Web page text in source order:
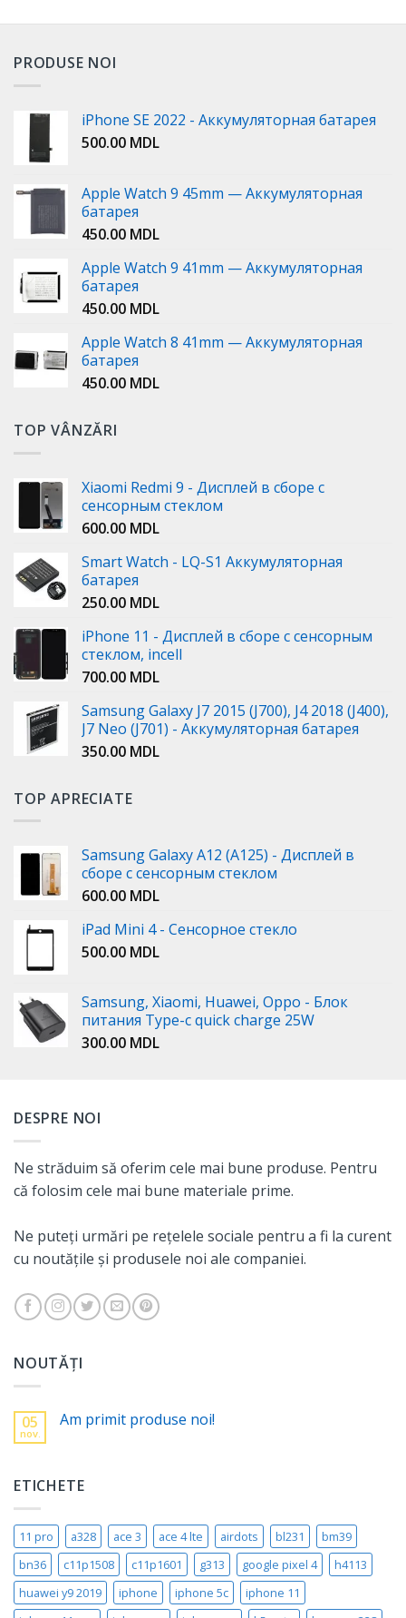
PRODUSE NOI
iPhone SE 2022 - Аккумуляторная батарея
500.00 MDL
Apple Watch 9 45mm — Аккумуляторная
батарея
450.00 MDL
Apple Watch 9 41mm — Аккумуляторная
батарея
450.00 MDL
Apple Watch 8 41mm — Аккумуляторная
батарея
450.00 MDL
TOP VÂNZĂRI
Xiaomi Redmi 9 - Дисплей в сборе с
сенсорным стеклом
600.00 MDL
Smart Watch - LQ-S1 Аккумуляторная
батарея
250.00 MDL
iPhone 11 - Дисплей в сборе с сенсорным
стеклом, incell
700.00 MDL
Samsung Galaxy J7 2015 (J700), J4 2018 (J400),
J7 Neo (J701) - Аккумуляторная батарея
350.00 MDL
TOP APRECIATE
Samsung Galaxy A12 (A125) - Дисплей в
сборе с сенсорным стеклом
600.00 MDL
iPad Mini 4 - Сенсорное стекло
500.00 MDL
Samsung, Xiaomi, Huawei, Oppo - Блок
питания Type-c quick charge 25W
300.00 MDL
DESPRE NOI
Ne străduim să oferim cele mai bune produse. Pentru
că folosim cele mai bune materiale prime.
Ne puteți urmări pe rețelele sociale pentru a fi la curent
cu noutățile și produsele noi ale companiei.
NOUTĂȚI
05
nov.
Am primit produse noi!
ETICHETE
11 pro a328 ace 3 ace 4 lte airdots bl231
bm39
bn36
c11p1508 c11p1601 g313 google pixel 4
h4113
huawei y9 2019
iphone iphone 5c
iphone 11